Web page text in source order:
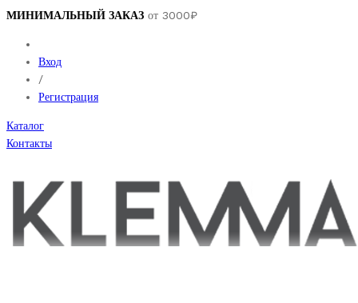
МИНИМАЛЬНЫЙ ЗАКАЗ от 3000₽
Вход
/
Регистрация
Каталог
Контакты